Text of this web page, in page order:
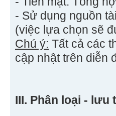
- Sử dụng nguồn
(việc lựa chọn sẽ
Chú ý: Tất cả các
cập nhật trên diễn
III. Phân loại - lưu